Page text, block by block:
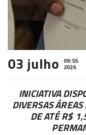
03 julho
09:55
2026
INICIATIVA
DIVERSAS
DE ATÉ R$